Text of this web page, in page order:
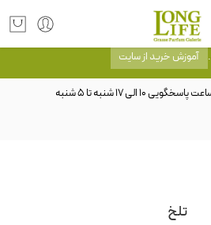
را با شیشه و بسته بندی خود شرکت لانگ لایف
ادکلنی می توانید شیشه و بسته بندی را ملاحظه
آموزش خرید از سایت
تلخ